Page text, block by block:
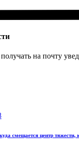
на почту
смещается центр тяжести,